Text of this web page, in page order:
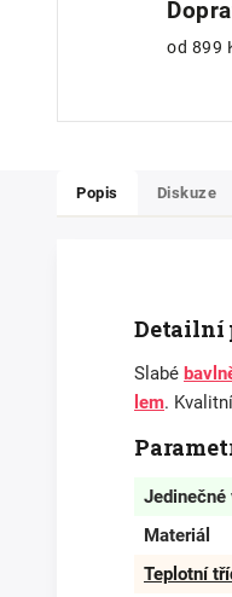
od 899
Popis Diskuze
Detailní
Slabé
lem.
Materiál
Teplotní